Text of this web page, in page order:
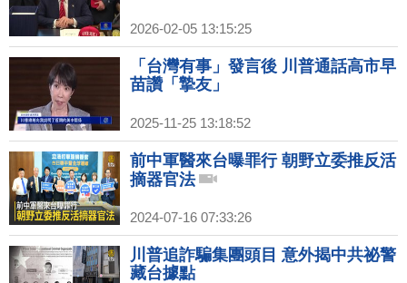
2026-02-05 13:15:25
「台灣有事」發言後 川普通話高市早
苗讚「摯友」
2025-11-25 13:18:52
前中軍醫來台曝罪行 朝野立委推反活
摘器官法
2024-07-16 07:33:26
川普追詐騙集團頭目 意外揭中共祕警
藏台據點